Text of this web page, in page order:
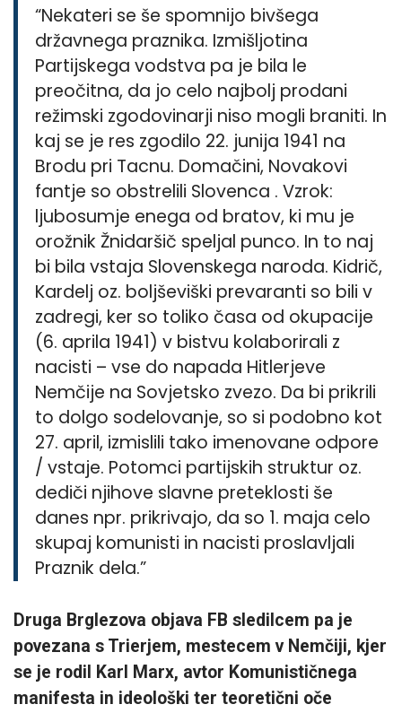
“Nekateri se še spomnijo bivšega
državnega praznika. Izmišljotina
Partijskega vodstva pa je bila le
preočitna, da jo celo najbolj prodani
režimski zgodovinarji niso mogli braniti. In
kaj se je res zgodilo 22. junija 1941 na
Brodu pri Tacnu. Domačini, Novakovi
fantje so obstrelili Slovenca . Vzrok:
ljubosumje enega od bratov, ki mu je
orožnik Žnidaršič speljal punco. In to naj
bi bila vstaja Slovenskega naroda. Kidrič,
Kardelj oz. boljševiški prevaranti so bili v
zadregi, ker so toliko časa od okupacije
(6. aprila 1941) v bistvu kolaborirali z
nacisti – vse do napada Hitlerjeve
Nemčije na Sovjetsko zvezo. Da bi prikrili
to dolgo sodelovanje, so si podobno kot
27. april, izmislili tako imenovane odpore
/ vstaje. Potomci partijskih struktur oz.
dediči njihove slavne preteklosti še
danes npr. prikrivajo, da so 1. maja celo
skupaj komunisti in nacisti proslavljali
Praznik dela.”
Druga Brglezova objava FB sledilcem pa je
povezana s Trierjem, mestecem v Nemčiji, kjer
se je rodil Karl Marx, avtor Komunističnega
manifesta in ideološki ter teoretični oče